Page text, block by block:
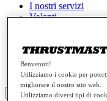
I nostri servizi
Volanti
Auricolari per
Farming / Trucking
Parti di ricambio
Sign in
Benvenuti!
Utilizziamo i cookie per
migliorare il nostro sito web.
Utilizziamo diversi tipi di